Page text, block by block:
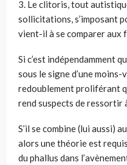
3. Le clitoris, tout
sollicitations, s’imposant
vient-il à se comparer aux
Si c’est indépendamment
sous le signe d’une
redoublement proliférant
rend suspects de ressortir
S’il se combine (lui aussi)
alors une théorie est
du phallus dans